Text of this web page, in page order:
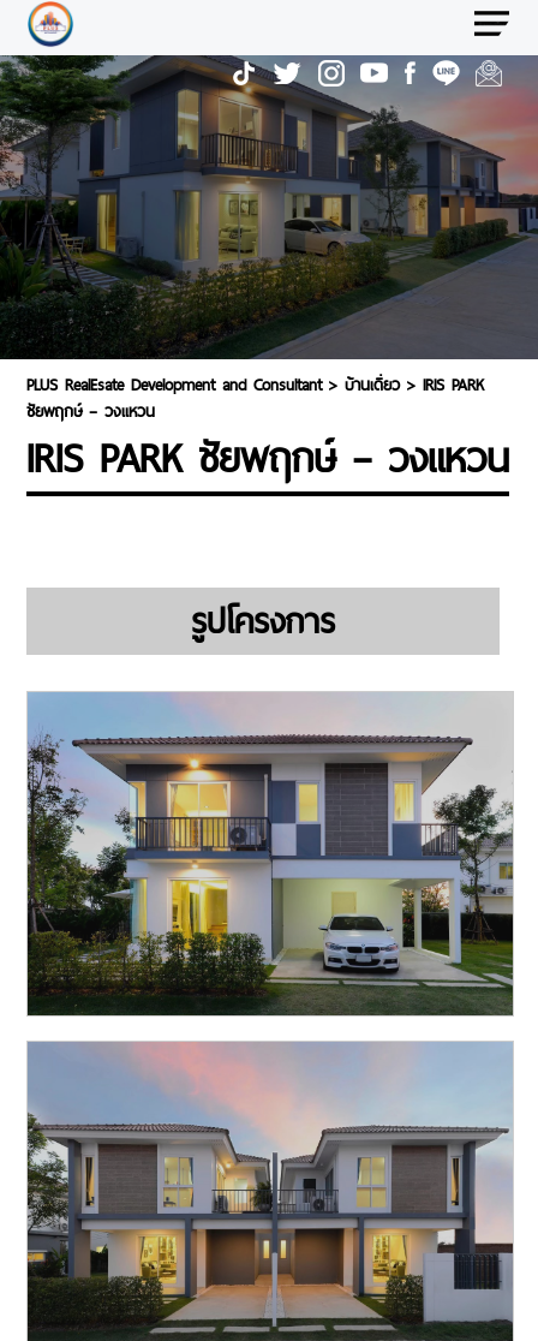
PLUS RealEsate Development and Consultant>บ้านเดี่ยว>IRIS PARK
ชัยพฤกษ์ – วงแหวน
IRIS PARK ชัยพฤกษ์ – วงแหวน
รูปโครงการ